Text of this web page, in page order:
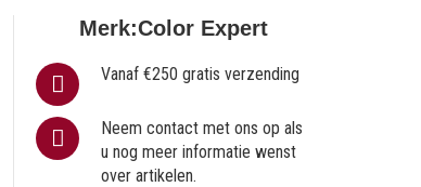
Merk:Color Expert
Vanaf €250 gratis verzending
Neem contact met ons op als
u nog meer informatie wenst
over artikelen.